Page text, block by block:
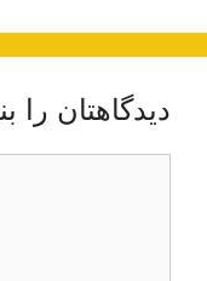
دیدگاهتان را